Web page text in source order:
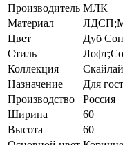
Производитель МЛК
Материал
Цвет
Дуб
Стиль
Коллекция
Назначение
Для
Производство
Россия
Ширина
60
Высота
60